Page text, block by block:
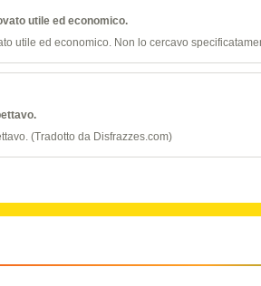
utile ed economico.
utile ed economico. Non lo cercavo
(Tradotto da Disfrazzes.com)